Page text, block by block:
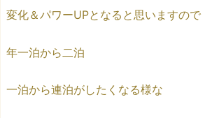
変化＆パワーUPとなると思いますので
年一泊から二泊
一泊から連泊がしたくなる様な